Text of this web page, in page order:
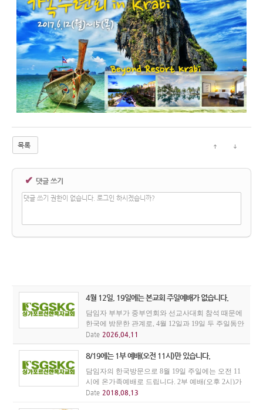
목록
✔ 댓글 쓰기
댓글 쓰기 권한이 없습니다. 로그인 하시겠습니까?
4월 12일, 19일에는 본교회 주일예배가 없습니다.
담임자 부부가 중부연회와 선교사대회 참석 때문에
한국에 방문한 관계로, 4월 12일과 19일 두 주일동안
우리 교회 주일예배가 없습니다. 본 교회성도들은
인근의 다른 한인교회 주일예배에 꼭 참석하시기를
권면합니다.
Date 2026.04.11
8/19에는 1부 예배(오전 11시)만 있습니다.
담임자의 한국방문으로 8월 19일 주일에는 오전 11
시에 온가족예배로 드립니다. 2부 예배(오후 2시)가
없으니 착오 없으시기 바랍니다. 설교는 TWR에서
Date 2018.08.13